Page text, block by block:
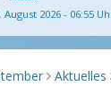
August 2026 - 06:55
> Aktuelles